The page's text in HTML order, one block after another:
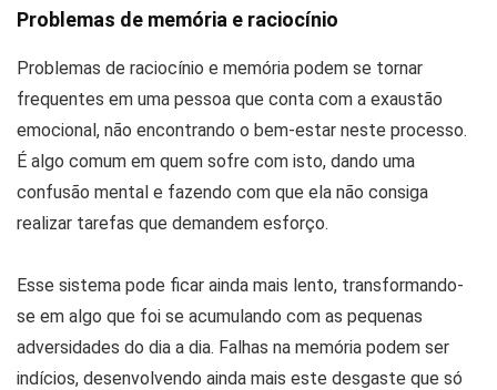
Problemas de memória e raciocínio
Problemas de raciocínio e memória podem se tornar
frequentes em uma pessoa que conta com a exaustão
emocional, não encontrando o bem-estar neste processo.
É algo comum em quem sofre com isto, dando uma
confusão mental e fazendo com que ela não consiga
realizar tarefas que demandem esforço.
Esse sistema pode ficar ainda mais lento, transformando-
se em algo que foi se acumulando com as pequenas
adversidades do dia a dia. Falhas na memória podem ser
indícios, desenvolvendo ainda mais este desgaste que só